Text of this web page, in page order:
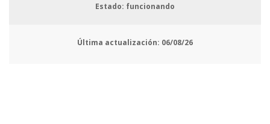
Estado: funcionando
Última actualización: 06/08/26